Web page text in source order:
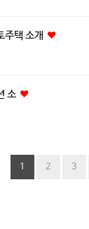
주택 소개
소
1 2 3